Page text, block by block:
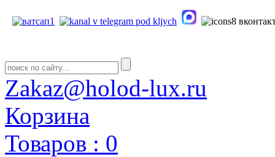
Zakaz@holod-lux.ru
Корзина
Товаров : 0